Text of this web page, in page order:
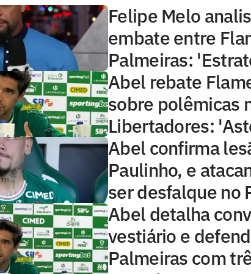
Felipe Melo
embate entre
Palmeiras:
Abel rebate
sobre polêmicas
Libertadores:
Abel confirma
Paulinho, e
ser desfalque no
Abel detalha
vestiário e
Palmeiras com